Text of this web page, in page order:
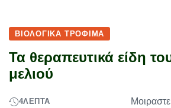
ΒΙΟΛΟΓΙΚΆ ΤΡΌΦΙΜΑ
Τα θεραπευτικά είδη
μελιού
4ΛΕΠΤΆ